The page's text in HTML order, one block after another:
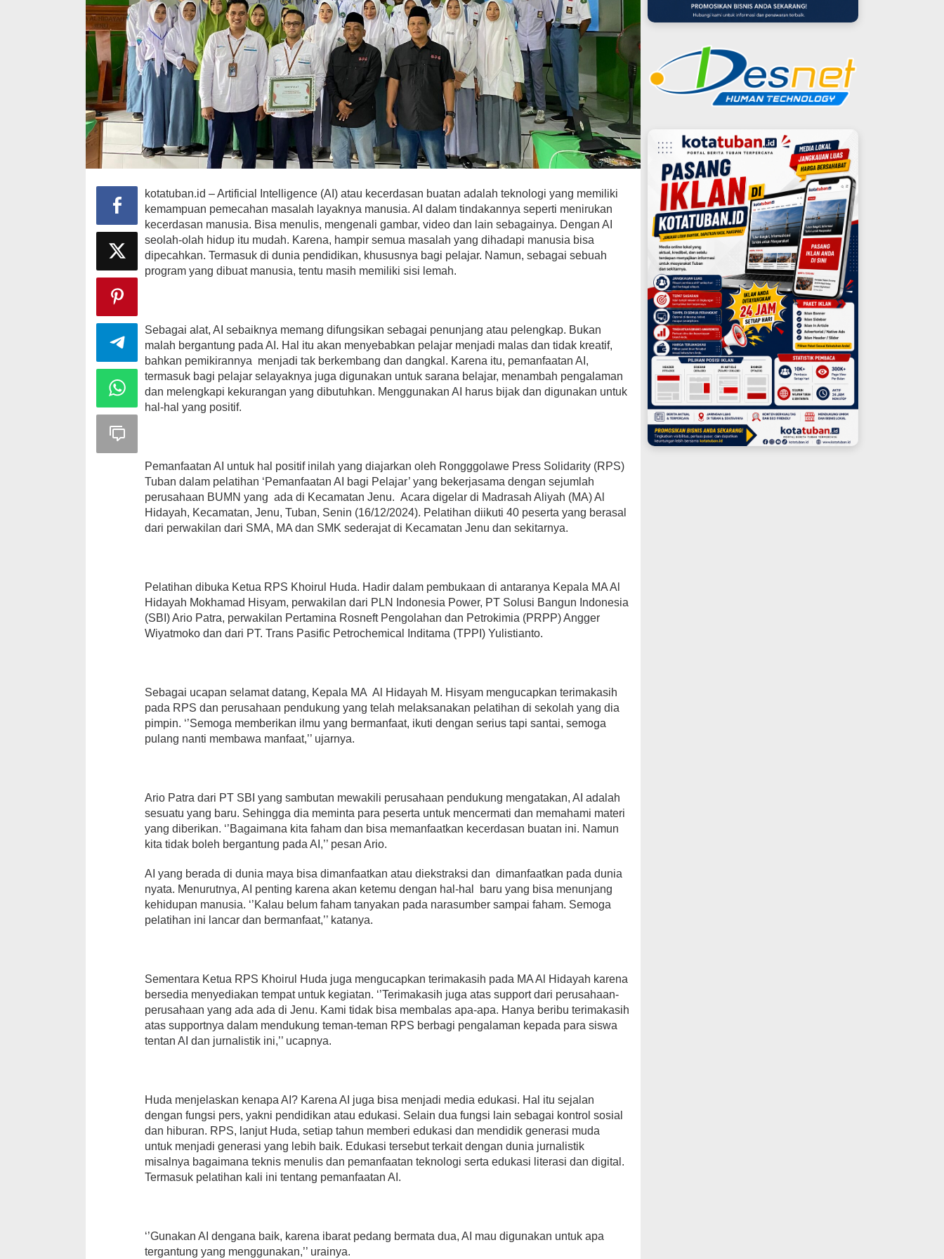
kotatuban.id – Artificial Intelligence (AI) atau kecerdasan buatan adalah teknologi yang memiliki
kemampuan pemecahan masalah layaknya manusia. AI dalam tindakannya seperti menirukan
kecerdasan manusia. Bisa menulis, mengenali gambar, video dan lain sebagainya. Dengan AI
seolah-olah hidup itu mudah. Karena, hampir semua masalah yang dihadapi manusia bisa
dipecahkan. Termasuk di dunia pendidikan, khususnya bagi pelajar. Namun, sebagai sebuah
program yang dibuat manusia, tentu masih memiliki sisi lemah.
Sebagai alat, AI sebaiknya memang difungsikan sebagai penunjang atau pelengkap. Bukan
malah bergantung pada AI. Hal itu akan menyebabkan pelajar menjadi malas dan tidak kreatif,
bahkan pemikirannya menjadi tak berkembang dan dangkal. Karena itu, pemanfaatan AI,
termasuk bagi pelajar selayaknya juga digunakan untuk sarana belajar, menambah pengalaman
dan melengkapi kekurangan yang dibutuhkan. Menggunakan AI harus bijak dan digunakan untuk
hal-hal yang positif.
Pemanfaatan AI untuk hal positif inilah yang diajarkan oleh Rongggolawe Press Solidarity (RPS)
Tuban dalam pelatihan ‘Pemanfaatan AI bagi Pelajar’ yang bekerjasama dengan sejumlah
perusahaan BUMN yang ada di Kecamatan Jenu. Acara digelar di Madrasah Aliyah (MA) Al
Hidayah, Kecamatan, Jenu, Tuban, Senin (16/12/2024). Pelatihan diikuti 40 peserta yang berasal
dari perwakilan dari SMA, MA dan SMK sederajat di Kecamatan Jenu dan sekitarnya.
Pelatihan dibuka Ketua RPS Khoirul Huda. Hadir dalam pembukaan di antaranya Kepala MA Al
Hidayah Mokhamad Hisyam, perwakilan dari PLN Indonesia Power, PT Solusi Bangun Indonesia
(SBI) Ario Patra, perwakilan Pertamina Rosneft Pengolahan dan Petrokimia (PRPP) Angger
Wiyatmoko dan dari PT. Trans Pasific Petrochemical Inditama (TPPI) Yulistianto.
Sebagai ucapan selamat datang, Kepala MA Al Hidayah M. Hisyam mengucapkan terimakasih
pada RPS dan perusahaan pendukung yang telah melaksanakan pelatihan di sekolah yang dia
pimpin. ‘’Semoga memberikan ilmu yang bermanfaat, ikuti dengan serius tapi santai, semoga
pulang nanti membawa manfaat,’’ ujarnya.
Ario Patra dari PT SBI yang sambutan mewakili perusahaan pendukung mengatakan, AI adalah
sesuatu yang baru. Sehingga dia meminta para peserta untuk mencermati dan memahami materi
yang diberikan. ‘’Bagaimana kita faham dan bisa memanfaatkan kecerdasan buatan ini. Namun
kita tidak boleh bergantung pada AI,’’ pesan Ario.
AI yang berada di dunia maya bisa dimanfaatkan atau diekstraksi dan dimanfaatkan pada dunia
nyata. Menurutnya, AI penting karena akan ketemu dengan hal-hal baru yang bisa menunjang
kehidupan manusia. ‘’Kalau belum faham tanyakan pada narasumber sampai faham. Semoga
pelatihan ini lancar dan bermanfaat,’’ katanya.
Sementara Ketua RPS Khoirul Huda juga mengucapkan terimakasih pada MA Al Hidayah karena
bersedia menyediakan tempat untuk kegiatan. ‘’Terimakasih juga atas support dari perusahaan-
perusahaan yang ada ada di Jenu. Kami tidak bisa membalas apa-apa. Hanya beribu terimakasih
atas supportnya dalam mendukung teman-teman RPS berbagi pengalaman kepada para siswa
tentan AI dan jurnalistik ini,’’ ucapnya.
Huda menjelaskan kenapa AI? Karena AI juga bisa menjadi media edukasi. Hal itu sejalan
dengan fungsi pers, yakni pendidikan atau edukasi. Selain dua fungsi lain sebagai kontrol sosial
dan hiburan. RPS, lanjut Huda, setiap tahun memberi edukasi dan mendidik generasi muda
untuk menjadi generasi yang lebih baik. Edukasi tersebut terkait dengan dunia jurnalistik
misalnya bagaimana teknis menulis dan pemanfaatan teknologi serta edukasi literasi dan digital.
Termasuk pelatihan kali ini tentang pemanfaatan AI.
‘’Gunakan AI dengana baik, karena ibarat pedang bermata dua, AI mau digunakan untuk apa
tergantung yang menggunakan,’’ urainya.